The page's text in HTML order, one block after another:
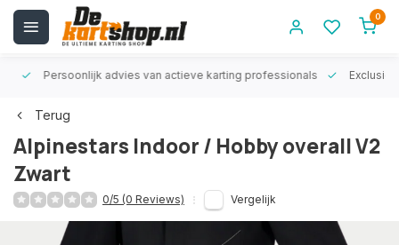
0
Persoonlijk advies van actieve karting professionals
Terug
Alpinestars Indoor / Hobby overall V2
Zwart
0/5 (0 Reviews) Vergelijk